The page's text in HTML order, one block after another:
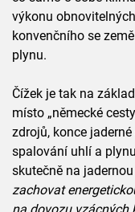
výkonu
konvenčního se
plynu.
Čížek je tak na
místo „německé
zdrojů, konce
spalování uhlí a
skutečně na
zachovat
na dovozu vzácných